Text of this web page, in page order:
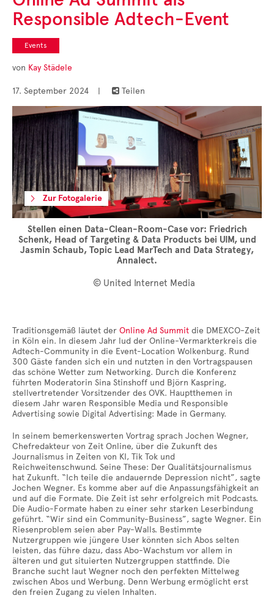
Cases
• Themen-Serien
• Kurzinterviews
Responsible Adtech-Event
Events
von Kay Städele
17. September 2024 |  Teilen
Zur Fotogalerie
Stellen einen Data-Clean-Room-Case vor: Friedrich
Schenk, Head of Targeting & Data Products bei UIM, und
Jasmin Schaub, Topic Lead MarTech and Data Strategy,
Annalect.
© United Internet Media
Traditionsgemäß läutet der Online Ad Summit die DMEXCO-Zeit
in Köln ein. In diesem Jahr lud der Online-Vermarkterkreis die
Adtech-Community in die Event-Location Wolkenburg. Rund
300 Gäste fanden sich ein und nutzten in den Vortragspausen
das schöne Wetter zum Networking. Durch die Konferenz
führten Moderatorin Sina Stinshoff und Björn Kaspring,
stellvertretender Vorsitzender des OVK. Hauptthemen in
diesem Jahr waren Responsible Media und Responsible
Advertising sowie Digital Advertising: Made in Germany.
In seinem bemerkenswerten Vortrag sprach Jochen Wegner,
Chefredakteur von Zeit Online, über die Zukunft des
Journalismus in Zeiten von KI, Tik Tok und
Reichweitenschwund. Seine These: Der Qualitätsjournalismus
hat Zukunft. “Ich teile die andauernde Depression nicht”, sagte
Jochen Wegner. Es komme aber auf die Anpassungsfähigkeit an
und auf die Formate. Die Zeit ist sehr erfolgreich mit Podcasts.
Die Audio-Formate haben zu einer sehr starken Leserbindung
geführt. “Wir sind ein Community-Business”, sagte Wegner. Ein
Riesenproblem seien aber Pay-Walls. Bestimmte
Nutzergruppen wie jüngere User könnten sich Abos selten
leisten, das führe dazu, dass Abo-Wachstum vor allem in
älteren und gut situierten Nutzergruppen stattfinde. Die
Branche sucht laut Wegner noch den perfekten Mittelweg
zwischen Abos und Werbung. Denn Werbung ermöglicht erst
den freien Zugang zu vielen Inhalten.